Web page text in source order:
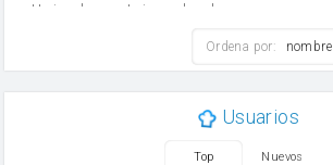
Harina de reposteria con levadura
mantequilla
Ordena por: nombre
Usuarios
Top Nuevos